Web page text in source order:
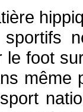
le foot
même